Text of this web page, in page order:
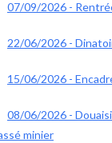
07/09/2026 -
22/06/2026 -
15/06/2026 -
08/06/2026 -
minier